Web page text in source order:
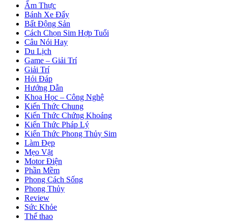
Ẩm Thực
Bánh Xe Đẩy
Bất Động Sản
Cách Chọn Sim Hợp Tuổi
Câu Nói Hay
Du Lịch
Game – Giải Trí
Giải Trí
Hỏi Đáp
Hướng Dẫn
Khoa Học – Công Nghệ
Kiến Thức Chung
Kiến Thức Chứng Khoáng
Kiến Thức Pháp Lý
Kiến Thức Phong Thủy Sim
Làm Đẹp
Mẹo Vặt
Motor Điện
Phần Mềm
Phong Cách Sống
Phong Thủy
Review
Sức Khỏe
Thể thao